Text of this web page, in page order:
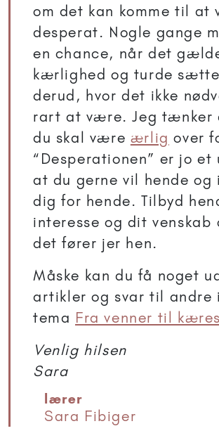
om det kan komme til at
desperat. Nogle gange
en chance, når det
kærlighed og turde
derud, hvor det ikke
rart at være. Jeg tænker
du skal være ærlig over
“Desperationen” er jo et
at du gerne vil hende og
dig for hende. Tilbyd
interesse og dit venskab
det fører jer hen.
Måske kan du få noget
artikler og svar til andre
tema Fra venner til
Venlig hilsen
Sara
lærer
Sara Fibiger